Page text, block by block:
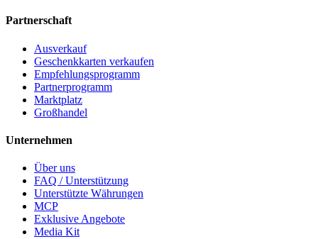
Partnerschaft
Ausverkauf
Geschenkkarten verkaufen
Empfehlungsprogramm
Partnerprogramm
Marktplatz
Großhandel
Unternehmen
Über uns
FAQ / Unterstützung
Unterstützte Währungen
MCP
Exklusive Angebote
Media Kit